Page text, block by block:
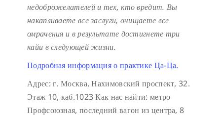
недоброжелателей и тех, кто вредит. Вы
накапливаете все заслуги, очищаете все
омрачения и в результате достигнете три
кайи в следующей жизни.
Подробная информация о практике Ца-Ца.
Адрес: г. Москва, Нахимовский проспект, 32.
Этаж 10, каб.1023Как нас найти: метро
Профсоюзная, последний вагон из центра, 8